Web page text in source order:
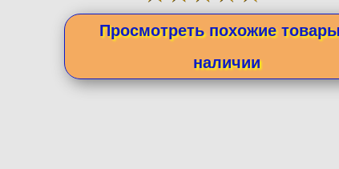
Просмотреть похожие
наличии